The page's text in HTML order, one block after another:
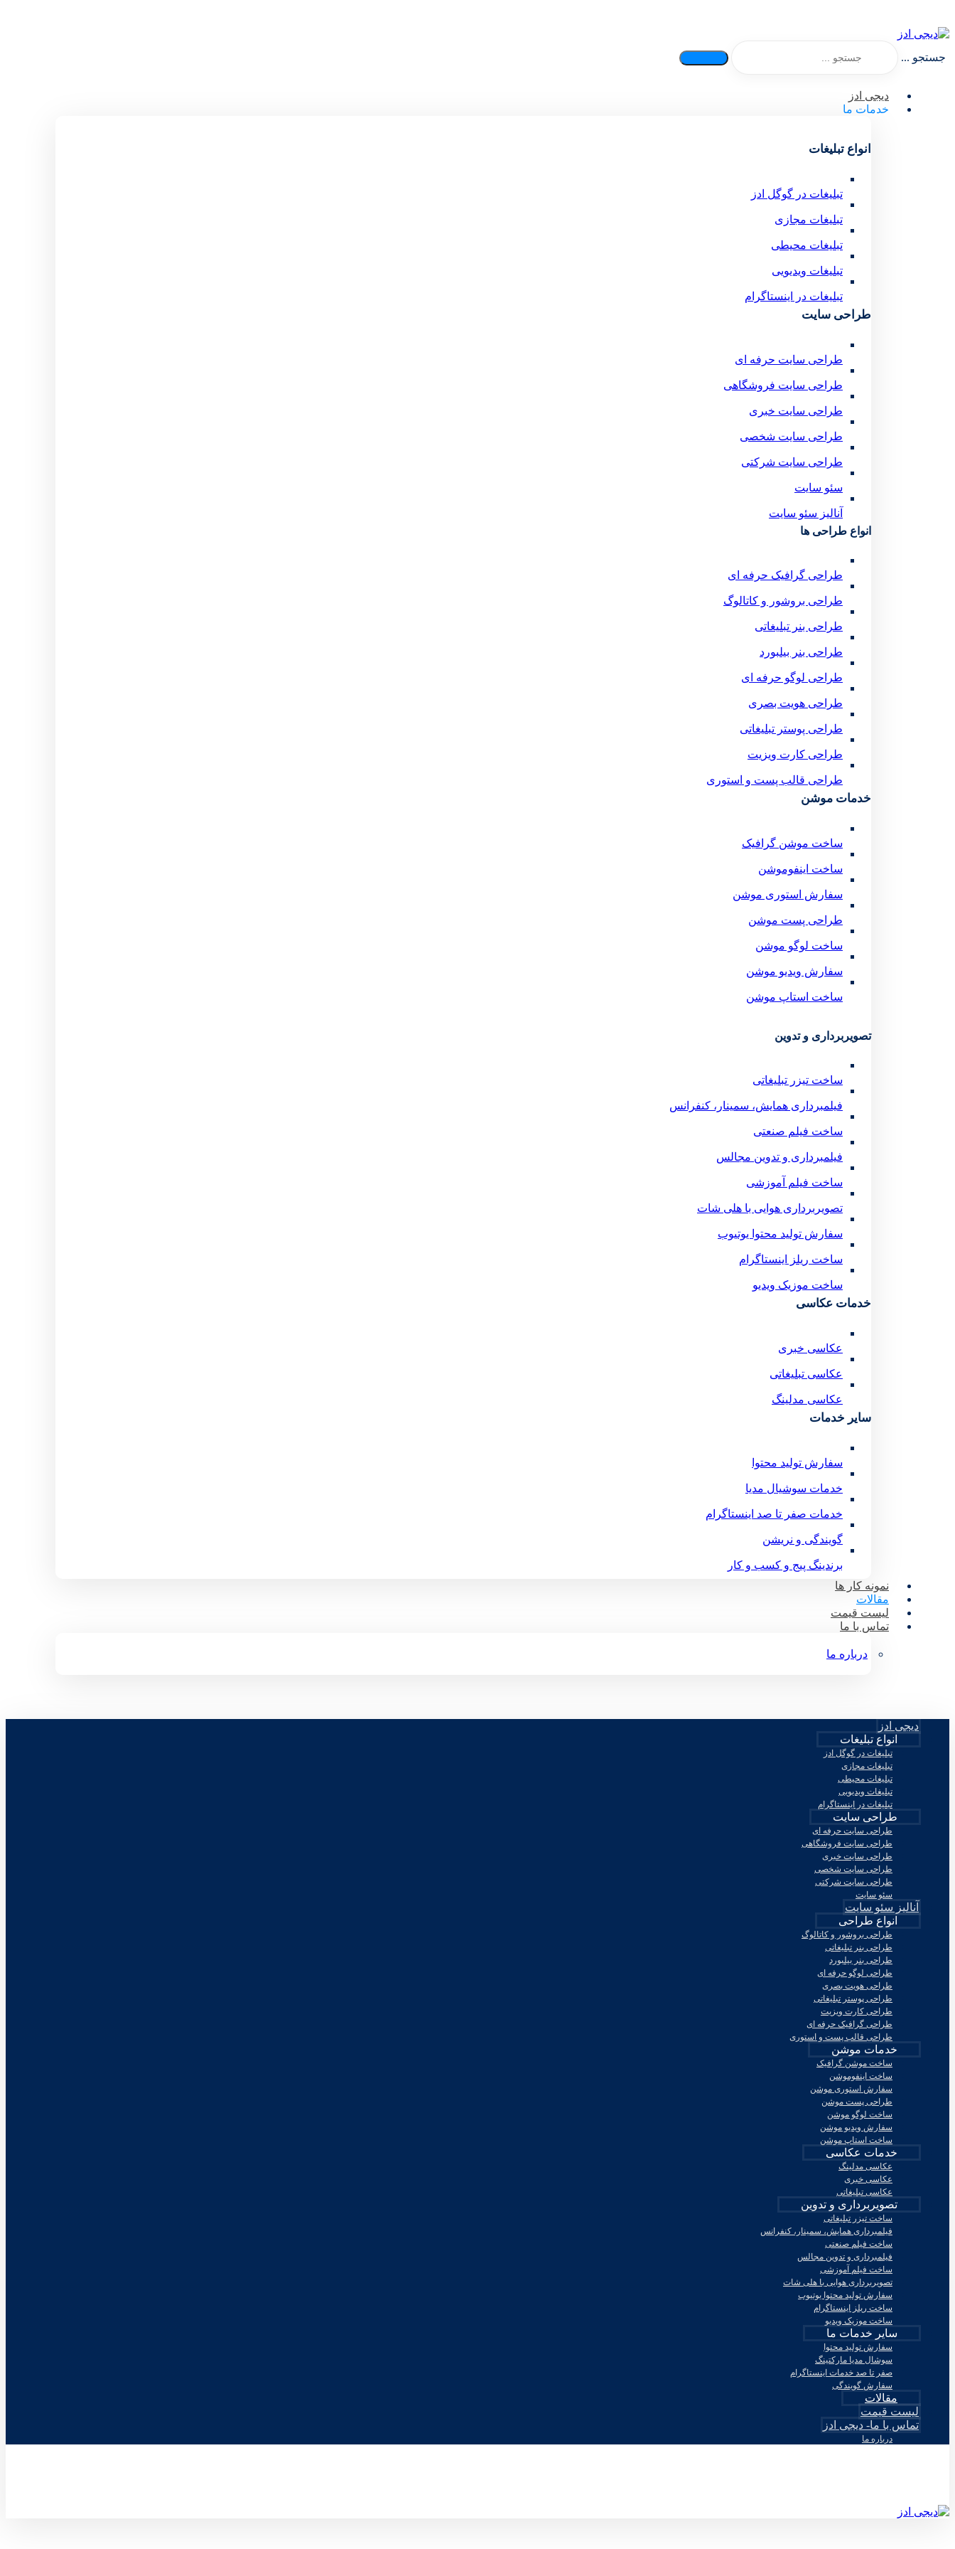
جستجو ...
دیجی ادز
خدمات ما
انواع تبلیغات
تبلیغات در گوگل ادز
تبلیغات مجازی
تبلیغات محیطی
تبلیغات ویدیویی
تبلیغات در اینستاگرام
طراحی سایت
طراحی سایت حرفه ای
طراحی سایت فروشگاهی
طراحی سایت خبری
طراحی سایت شخصی
طراحی سایت شرکتی
سئو سایت
آنالیز سئو سایت
انواع طراحی ها
طراحی گرافیک حرفه ای
طراحی بروشور و کاتالوگ
طراحی بنر تبلیغاتی
طراحی بنر بیلبورد
طراحی لوگو حرفه ای
طراحی هویت بصری
طراحی پوستر تبلیغاتی
طراحی کارت ویزیت
طراحی قالب پست و استوری
خدمات موشن
ساخت موشن گرافیک
ساخت اینفوموشن
سفارش استوری موشن
طراحی پست موشن
ساخت لوگو موشن
سفارش ویدیو موشن
ساخت استاپ موشن
تصویربرداری و تدوین
ساخت تیزر تبلیغاتی
فیلمبرداری همایش، سمینار، کنفرانس
ساخت فیلم صنعتی
فیلمبرداری و تدوین مجالس
ساخت فیلم آموزشی
تصویربرداری هوایی با هلی شات
سفارش تولید محتوا یوتیوب
ساخت ریلز اینستاگرام
ساخت موزیک ویدیو
خدمات عکاسی
عکاسی خبری
عکاسی تبلیغاتی
عکاسی مدلینگ
سایر خدمات
سفارش تولید محتوا
خدمات سوشیال مدیا
خدمات صفر تا صد اینستاگرام
گویندگی و نریشن
برندینگ پیج و کسب و کار
نمونه کار ها
مقالات
لیست قیمت
تماس با ما
درباره ما
دیجی ادز
انواع تبلیغات
تبلیغات در گوگل ادز
تبلیغات مجازی
تبلیغات محیطی
تبلیغات ویدیویی
تبلیغات در اینستاگرام
طراحی سایت
طراحی سایت حرفه ای
طراحی سایت فروشگاهی
طراحی سایت خبری
طراحی سایت شخصی
طراحی سایت شرکتی
سئو سایت
آنالیز سئو سایت
انواع طراحی
طراحی بروشور و کاتالوگ
طراحی بنر تبلیغاتی
طراحی بنر بیلبورد
طراحی لوگو حرفه ای
طراحی هویت بصری
طراحی پوستر تبلیغاتی
طراحی کارت ویزیت
طراحی گرافیک حرفه ای
طراحی قالب پست و استوری
خدمات موشن
ساخت موشن گرافیک
ساخت اینفوموشن
سفارش استوری موشن
طراحی پست موشن
ساخت لوگو موشن
سفارش ویدیو موشن
ساخت استاپ موشن
خدمات عکاسی
عکاسی مدلینگ
عکاسی خبری
عکاسی تبلیغاتی
تصویربرداری و تدوین
ساخت تیزر تبلیغاتی
فیلمبرداری همایش، سمینار، کنفرانس
ساخت فیلم صنعتی
فیلمبرداری و تدوین مجالس
ساخت فیلم آموزشی
تصویربرداری هوایی با هلی شات
سفارش تولید محتوا یوتیوب
ساخت ریلز اینستاگرام
ساخت موزیک ویدیو
سایر خدمات ما
سفارش تولید محتوا
سوشال مدیا مارکتینگ
صفر تا صد خدمات اینستاگرام
سفارش گویندگی
مقالات
لیست قیمت
تماس با ما- دیجی ادز
درباره ما